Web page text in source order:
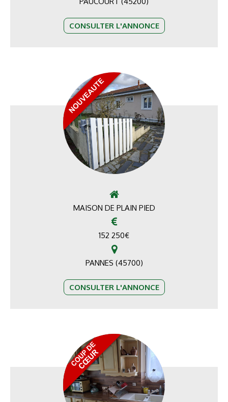
CONSULTER L'ANNONCE
MAISON DE PLAIN PIED
152 250€
PANNES (45700)
CONSULTER L'ANNONCE